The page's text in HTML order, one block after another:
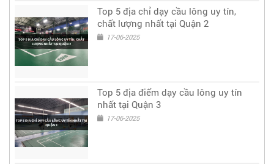
Top 5 địa chỉ dạy cầu lông uy tín,
chất lượng nhất tại Quận 2
17-06-2025
Top 5 địa điểm dạy cầu lông uy tín
nhất tại Quận 3
17-06-2025